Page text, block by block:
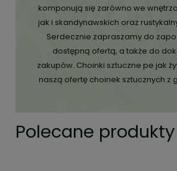
komponują się zarówno we
jak i skandynawskich oraz
Serdecznie zapraszamy do
dostępną ofertą, a także do
zakupów. Choinki sztuczne pe jak
naszą ofertę choinek sztucznych z
Polecane produkty